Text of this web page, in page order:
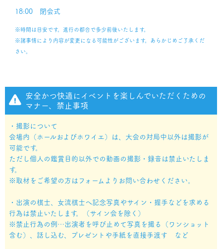
18:00 閉会式
※時間は目安です。進行の都合で多少前後いたします。
※諸事情により内容が変更になる可能性がございます。あらかじめご了承くだ
さい。
安全かつ快適にイベントを楽しんでいただくための
マナー、禁止事項
・撮影について
会場内（ホールおよびホワイエ）は、大会の対局中以外は撮影が
可能です。
ただし個人の鑑賞目的以外での動画の撮影・録音は禁止いたしま
す。
※取材をご希望の方はフォームよりお問い合わせください。
・出演の棋士、女流棋士へ記念写真やサイン・握手などを求める
行為は禁止いたします。（サイン会を除く）
※禁止行為の例…出演者を呼び止めて写真を撮る（ワンショット
含む）、話し込む、プレゼントや手紙を直接手渡す など